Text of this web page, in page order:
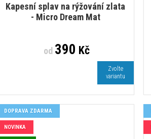
Kapesní splav na rýžování zlata
- Micro Dream Mat
od390 Kč
Zvolte
variantu
DOPRAVA ZDARMA
NOVINKA